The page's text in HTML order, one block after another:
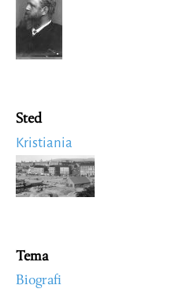
Sted
Kristiania
Image
Tema
Biografi